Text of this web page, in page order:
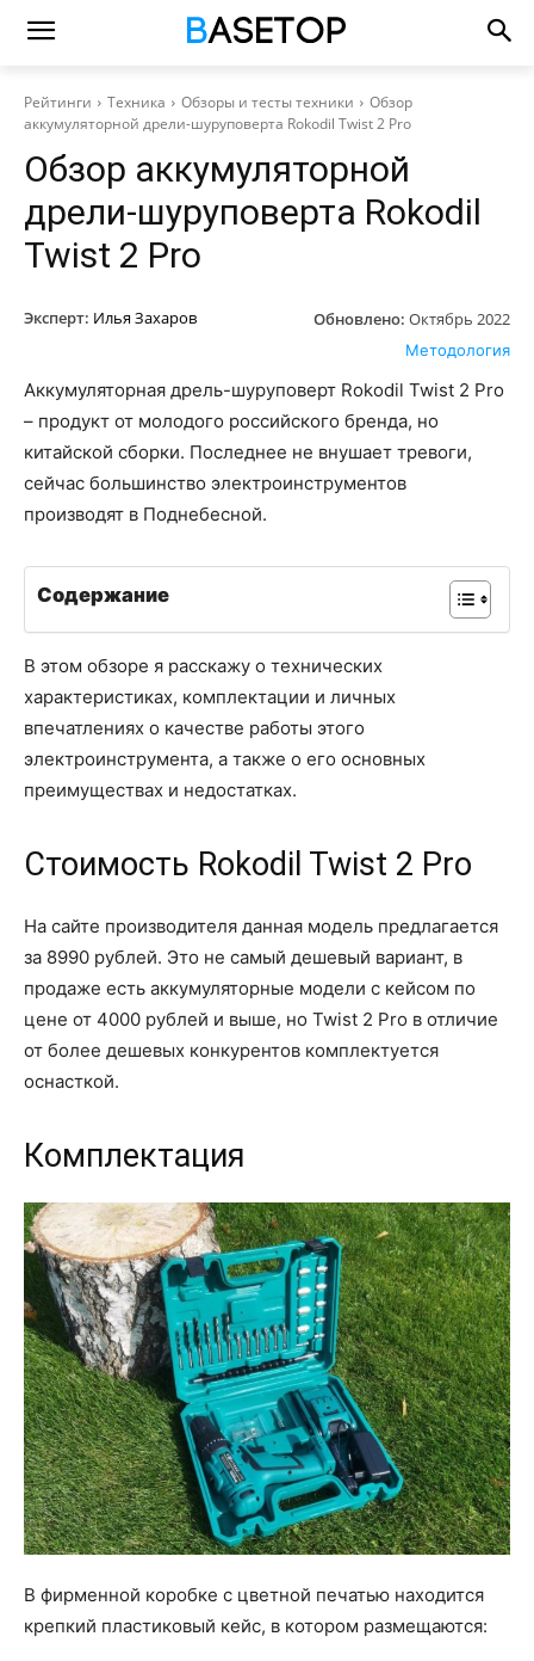
Рейтинги Техника Обзоры и тесты техники
Обзор
аккумуляторной дрели-шуруповерта Rokodil Twist 2 Pro
Обзор аккумуляторной
дрели-шуруповерта Rokodil
Twist 2 Pro
Эксперт: Илья Захаров Обновлено: Октябрь 2022
Методология
Аккумуляторная дрель-шуруповерт Rokodil Twist 2 Pro
– продукт от молодого российского бренда, но
китайской сборки. Последнее не внушает тревоги,
сейчас большинство электроинструментов
производят в Поднебесной.
Содержание
В этом обзоре я расскажу о технических
характеристиках, комплектации и личных
впечатлениях о качестве работы этого
электроинструмента, а также о его основных
преимуществах и недостатках.
Стоимость Rokodil Twist 2 Pro
На сайте производителя данная модель предлагается
за 8990 рублей. Это не самый дешевый вариант, в
продаже есть аккумуляторные модели с кейсом по
цене от 4000 рублей и выше, но Twist 2 Pro в отличие
от более дешевых конкурентов комплектуется
оснасткой.
Комплектация
В фирменной коробке с цветной печатью находится
крепкий пластиковый кейс, в котором размещаются: